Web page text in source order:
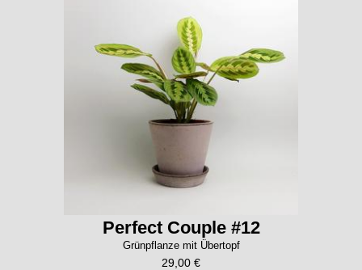
Perfect Couple #12
Grünpflanze mit Übertopf
29,00 €